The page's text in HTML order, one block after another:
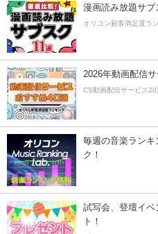
漫画読み放題サブ
オリコン顧客満足度ラ
2026年動画配信
CS動画配信サービス20
毎週の音楽ランキ
ク！
試写会、登壇イ
ト！